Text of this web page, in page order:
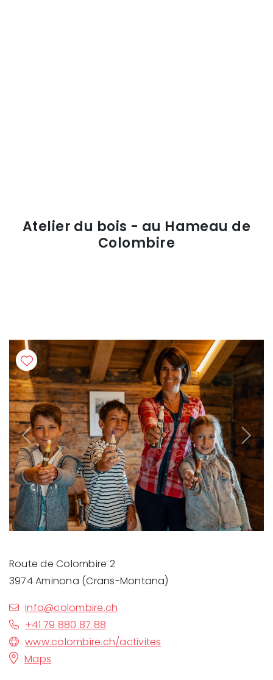
Atelier du bois - au Hameau de
Colombire
Previous Next
Route de Colombire 2
3974 Aminona (Crans-Montana)
info@colombire.ch
+41 79 880 87 88
www.colombire.ch/activites
Maps